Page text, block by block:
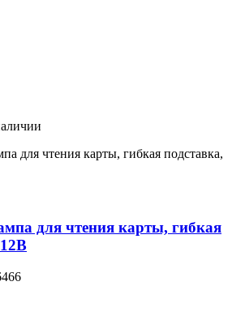
для чтения карты, гибкая